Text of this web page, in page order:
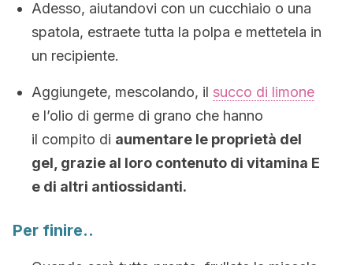
Adesso, aiutandovi con un cucchiaio o una
spatola, estraete tutta la polpa e mettetela in
un recipiente.
Aggiungete, mescolando, il succo di limone
e l’olio di germe di grano che hanno
il compito di aumentare le proprietà del
gel, grazie al loro contenuto di vitamina E
e di altri antiossidanti.
Per finire..